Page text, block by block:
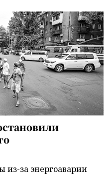
из-за энергоаварии